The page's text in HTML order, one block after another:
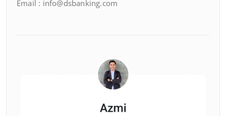
Email : info@dsbanking.com